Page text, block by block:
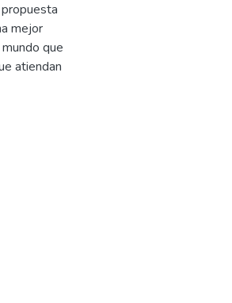
mejor
que
atiendan